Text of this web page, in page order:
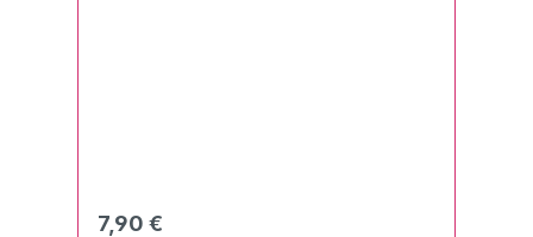
Regulärer Preis:
7,90 €